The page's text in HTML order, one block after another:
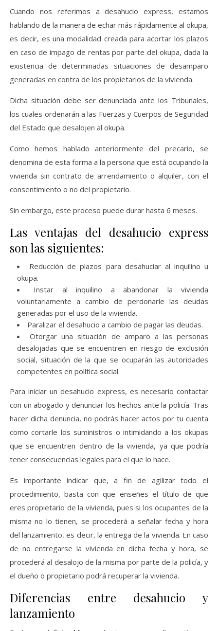
Cuando nos referimos a desahucio express, estamos
hablando de la manera de echar más rápidamente al okupa,
es decir, es una modalidad creada para acortar los plazos
en caso de impago de rentas por parte del okupa, dada la
existencia de determinadas situaciones de desamparo
generadas en contra de los propietarios de la vivienda.
Dicha situación debe ser denunciada ante los Tribunales,
los cuales ordenarán a las Fuerzas y Cuerpos de Seguridad
del Estado que desalojen al okupa.
Como hemos hablado anteriormente del precario, se
denomina de esta forma a la persona que está ocupando la
vivienda sin contrato de arrendamiento o alquiler, con el
consentimiento o no del propietario.
Sin embargo, este proceso puede durar hasta 6 meses.
Las ventajas del desahucio express
son las siguientes:
Reducción de plazos para desahuciar al inquilino u
okupa.
Instar al inquilino a abandonar la vivienda
voluntariamente a cambio de perdonarle las deudas
generadas por el uso de la vivienda.
Paralizar el desahucio a cambio de pagar las deudas.
Otorgar una situación de amparo a las personas
desalojadas que se encuentren en riesgo de exclusión
social, situación de la que se ocuparán las autoridades
competentes en política social.
Para iniciar un desahucio express, es necesario contactar
con un abogado y denunciar los hechos ante la policía. Tras
hacer dicha denuncia, no podrás hacer actos por tu cuenta
como cortarle los suministros o intimidando a los okupas
que se encuentren dentro de la vivienda, ya que podría
tener consecuencias legales para el que lo hace.
Es importante indicar que, a fin de agilizar todo el
procedimiento, basta con que enseñes el título de que
eres propietario de la vivienda, pues si los ocupantes de la
misma no lo tienen, se procederá a señalar fecha y hora
del lanzamiento, es decir, la entrega de la vivienda. En caso
de no entregarse la vivienda en dicha fecha y hora, se
procederá al desalojo de la misma por parte de la policía, y
el dueño o propietario podrá recuperar la vivienda.
Diferencias entre desahucio y
lanzamiento